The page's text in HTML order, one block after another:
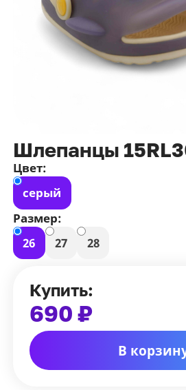
Шлепанцы
Цвет:
серый
Размер:
26
27 28
Купить:
690 ₽
В
данныхи публичной оффертой
100 ₽100 ₽
42